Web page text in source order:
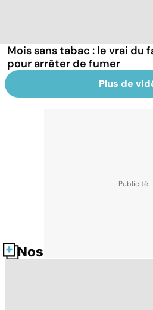
Mois sans tabac : le vrai du
pour arrêter de fumer
Plus de
Nos fiches santé